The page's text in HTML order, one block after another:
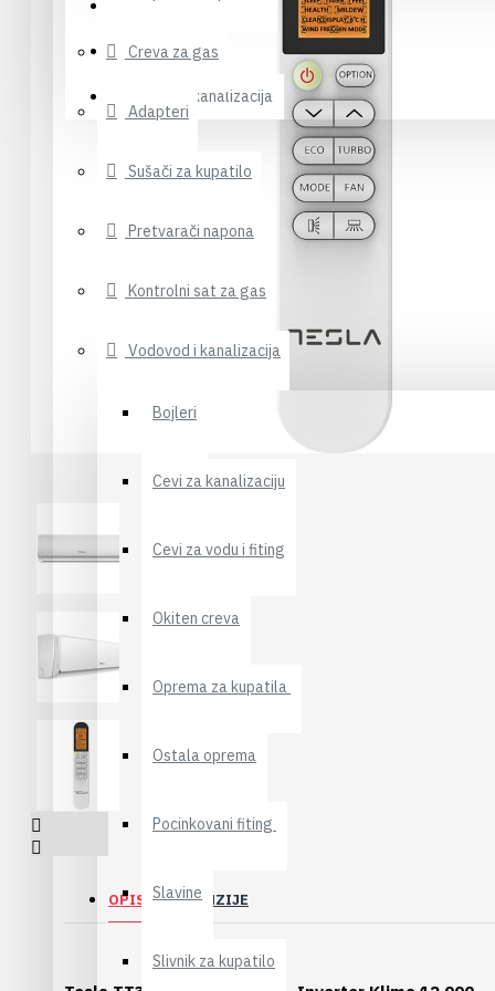
Solarni sistemi
Klima uređaji
Vodovod i kanalizacija
Creva za gas
Adapteri
Sušači za kupatilo
Pretvarači napona
Kontrolni sat za gas
Vodovod i kanalizacija
Bojleri
Cevi za kanalizaciju
Cevi za vodu i fiting
Okiten creva
Oprema za kupatila
Ostala oprema
Pocinkovani fiting
Slavine
Slivnik za kupatilo
OPIS RECENZIJE